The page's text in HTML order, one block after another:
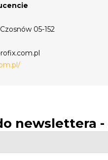
05-152
newslettera